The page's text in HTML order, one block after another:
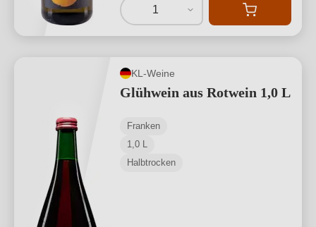
1
KL-Weine
Glühwein aus Rotwein 1,0 L
Franken
1,0 L
Halbtrocken